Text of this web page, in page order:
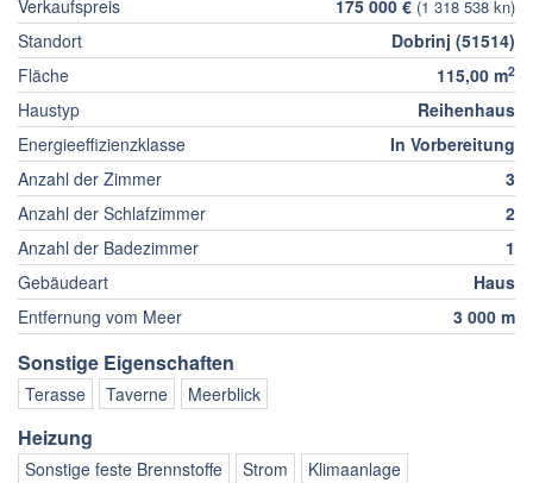
Verkaufspreis
175 000 € (1 318 538 kn)
Standort
Dobrinj (51514)
Fläche
115,00 m2
Haustyp
Reihenhaus
Energieeffizienzklasse
In Vorbereitung
Anzahl der Zimmer
3
Anzahl der Schlafzimmer
2
Anzahl der Badezimmer
1
Gebäudeart
Haus
Entfernung vom Meer
3 000 m
Sonstige Eigenschaften
Terasse Taverne Meerblick
Heizung
Sonstige feste Brennstoffe Strom Klimaanlage